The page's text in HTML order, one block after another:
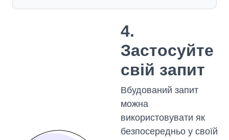
4.
Застосуйте
свій запит
Вбудований запит
можна
використовувати як
безпосередньо у своїй